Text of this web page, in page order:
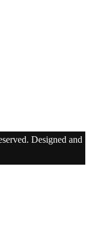
Designed and